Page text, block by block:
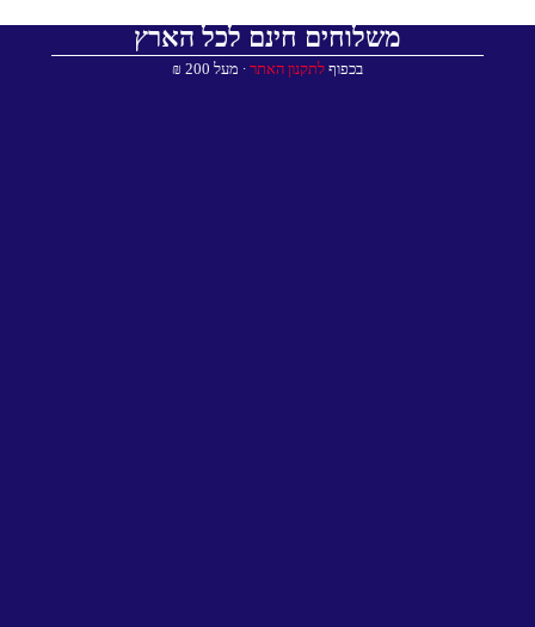
משלוחים חינם לכל הארץ
בכפוף לתקנון האתר ∙ מעל 200 ₪